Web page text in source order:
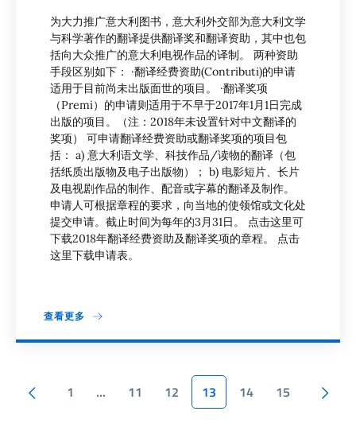
为大力推广意大利图书，意大利外交部为意大利文学
与科学著作的翻译提供翻译奖和翻译资助，其中也包
括向大众推广的意大利电视作品的译制。 两种资助
手段区别如下： ·翻译经费资助(Contributi)的申请
适用于目前尚未出版面世的项目。 ·翻译奖项
（Premi）的申请则适用于不早于2017年1月1日完成
出版的项目。（注：2018年未设置针对中文翻译的
奖项） 可申请翻译经费资助或翻译奖项的项目包
括： a) 意大利语文学、科技作品/读物的翻译（包
括纸质出版物及电子出版物）； b) 电影短片、长片
及电视剧作品的制作、配音或字幕的翻译及制作。
申请人可根据章程的要求，向当地的使领馆或文化处
提交申请。截止时间为每年的3月31日。 点击这里可
下载2018年翻译经费资助及翻译奖项的章程。 点击
这里下载申请表。
查看更多
分页 上一页
1 … 11 12 13 14
15